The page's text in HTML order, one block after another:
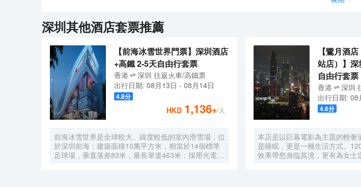
的海鮮大餐和當地特色美食，曾接受廣州知名美食媒體《品城記》探店採訪；企業團建活動、浪
親子營、酒店私家海島、海邊燒烤...更多精彩發現盡在東山珍珠島度假酒店。
深圳其他酒店套票推薦
【前海冰雪世界門票】深圳酒店
+高鐵 2-5天自由行套票
香港 深圳 往返火車/高鐵票
出行日期: 08月13日 - 08月14日
4.8分
HKD 1,136+/人
前海冰雪世界是全球較大、緯度較低的室內滑雪場，位
於深圳前海；建築面積10萬平方米，相當於14個標準
足球場，垂直落差83米，最長單道463米‌；採用光電發
【鷺月酒
站店）】
自由行套票
香港 深圳
出行日期: 08
4.6分
本店是以巨幕電影為主題的輕奢
是睡眠，更是一種生活方式。
效果帶您身臨其境，更有為女士